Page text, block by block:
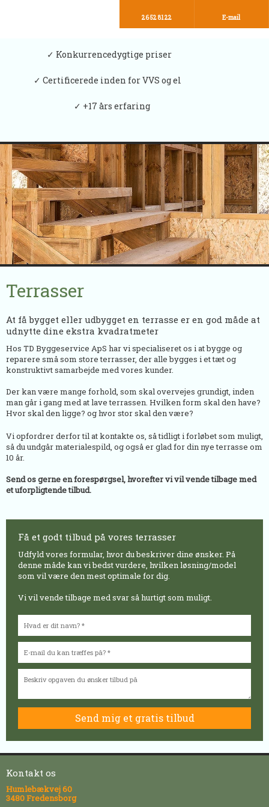
26 52 81 22 E-mail
✓ ​Konkurrencedygtige priser
✓ Certificerede inden for VVS og el
✓ +17 års erfaring
​Terrasser
At få bygget eller udbygget en terrasse er en god måde at
udnytte dine ekstra kvadratmeter
​Hos TD Byggeservice ApS har vi specialiseret os i at bygge og
reparere små som store terrasser, der alle bygges i et tæt og
konstruktivt samarbejde med vores kunder.
Der kan være mange forhold, som skal overvejes grundigt, inden
man går i gang med at lave terrassen. Hvilken form skal den have?
Hvor skal den ligge? og hvor stor skal den være?
Vi opfordrer derfor til at kontakte os, så tidligt i forløbet som muligt,
så du undgår materialespild, og også er glad for din nye terrasse om
10 år.
Send os gerne en forespørgsel, hvorefter vi vil vende tilbage med
et uforpligtende tilbud.
​Få et godt tilbud på vores terrasser​
Udfyld vores formular, hvor du beskriver dine ønsker. På
denne måde kan vi bedst vurdere, hvilken løsning/model
som vil være den mest optimale for dig.
Vi vil vende tilbage med svar så hurtigt som muligt.
Kontakt os
Humlebækvej 60
3480 Fredensborg